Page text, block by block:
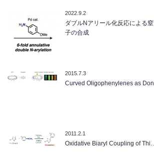
2022.9.2
ダブルNアリール化反応による
子の合成
2015.7.3
Curved Oligophenylenes as
2011.2.1
Oxidative Biaryl Coupling of